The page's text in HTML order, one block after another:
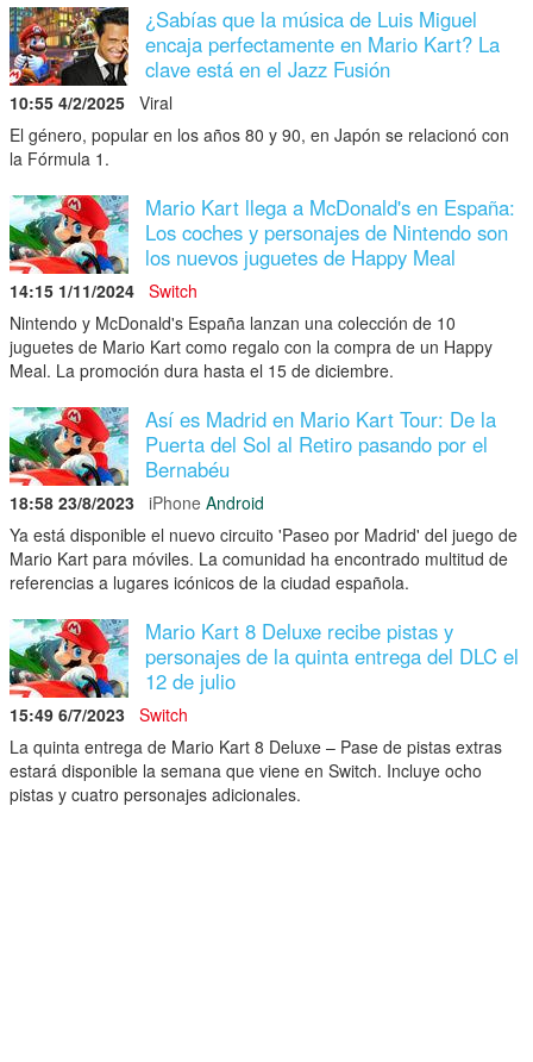
¿Sabías que la música de Luis Miguel
encaja perfectamente en Mario Kart? La
clave está en el Jazz Fusión
10:55 4/2/2025 Viral
El género, popular en los años 80 y 90, en Japón se relacionó con
la Fórmula 1.
Mario Kart llega a McDonald's en España:
Los coches y personajes de Nintendo son
los nuevos juguetes de Happy Meal
14:15 1/11/2024
Switch
Nintendo y McDonald's España lanzan una colección de 10
juguetes de Mario Kart como regalo con la compra de un Happy
Meal. La promoción dura hasta el 15 de diciembre.
Así es Madrid en Mario Kart Tour: De la
Puerta del Sol al Retiro pasando por el
Bernabéu
18:58 23/8/2023 iPhone Android
Ya está disponible el nuevo circuito 'Paseo por Madrid' del juego de
Mario Kart para móviles. La comunidad ha encontrado multitud de
referencias a lugares icónicos de la ciudad española.
Mario Kart 8 Deluxe recibe pistas y
personajes de la quinta entrega del DLC el
12 de julio
15:49 6/7/2023
Switch
La quinta entrega de Mario Kart 8 Deluxe – Pase de pistas extras
estará disponible la semana que viene en Switch. Incluye ocho
pistas y cuatro personajes adicionales.